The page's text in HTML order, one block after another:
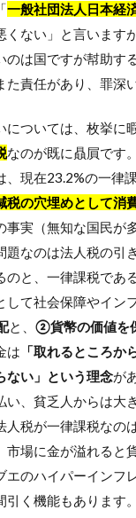
一般社団法人日本経
くない」と言います
のは国ですが幇助す
責任があり、罪深
ついては、枚挙に
なのが既に贔屓です
、現在23.2%の一律課
税の穴埋めとして消
事実（無知な国民が
題なのは法人税の引
のと、一律課税であ
して社会保障やイン
と、 ②貨幣の価値を
は 「取れるところか
ない」という理念が
い、貧乏人からは大
人税が一律課税なの
市場に金が溢れると
エのハイパーインフ
く機能もあります。